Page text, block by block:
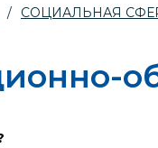
/ СОЦИАЛЬНАЯ